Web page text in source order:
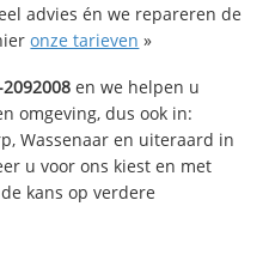
advies én we repareren de
onze tarieven »
en we helpen u
omgeving, dus ook in:
Wassenaar en uiteraard in
u voor ons kiest en met
kans op verdere